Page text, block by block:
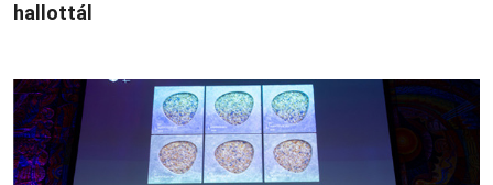
hallottál